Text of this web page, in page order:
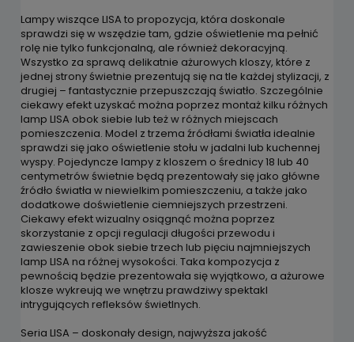
Lampy wiszące LISA to propozycja, która doskonale
sprawdzi się w wszędzie tam, gdzie oświetlenie ma pełnić
rolę nie tylko funkcjonalną, ale również dekoracyjną.
Wszystko za sprawą delikatnie ażurowych kloszy, które z
jednej strony świetnie prezentują się na tle każdej stylizacji, z
drugiej – fantastycznie przepuszczają światło. Szczególnie
ciekawy efekt uzyskać można poprzez montaż kilku różnych
lamp LISA obok siebie lub też w różnych miejscach
pomieszczenia. Model z trzema źródłami światła idealnie
sprawdzi się jako oświetlenie stołu w jadalni lub kuchennej
wyspy. Pojedyncze lampy z kloszem o średnicy 18 lub 40
centymetrów świetnie będą prezentowały się jako główne
źródło światła w niewielkim pomieszczeniu, a także jako
dodatkowe doświetlenie ciemniejszych przestrzeni.
Ciekawy efekt wizualny osiągnąć można poprzez
skorzystanie z opcji regulacji długości przewodu i
zawieszenie obok siebie trzech lub pięciu najmniejszych
lamp LISA na różnej wysokości. Taka kompozycja z
pewnością będzie prezentowała się wyjątkowo, a ażurowe
klosze wykreują we wnętrzu prawdziwy spektakl
intrygujących refleksów świetlnych.
Seria LISA – doskonały design, najwyższa jakość